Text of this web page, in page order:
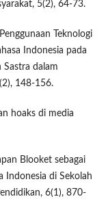
5(2), 64-73.
Teknologi
Indonesia pada
Sastra dalam
148-156.
hoaks di media
Blooket sebagai
Indonesia di Sekolah
6(1), 870-